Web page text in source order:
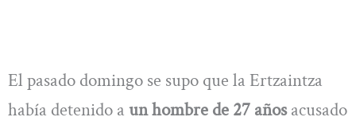
El pasado domingo se supo que la Ertzaintza
había detenido a un hombre de 27 añosacusado